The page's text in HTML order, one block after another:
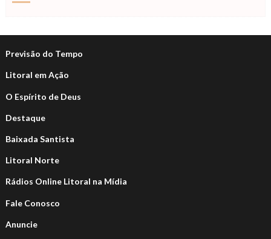
Previsão do Tempo
Litoral em Ação
O Espírito de Deus
Destaque
Baixada Santista
Litoral Norte
Rádios Online Litoral na Mídia
Fale Conosco
Anuncie